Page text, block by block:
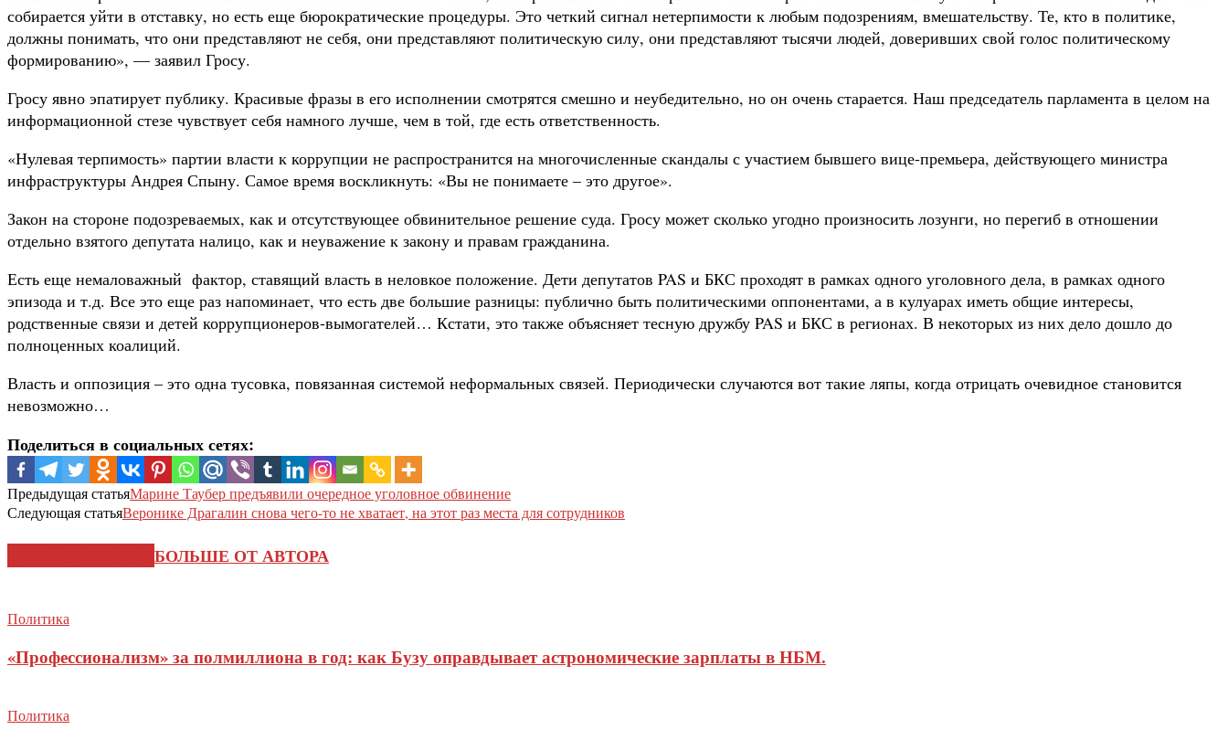
собирается уйти в отставку, но есть еще бюрократические процедуры. Это четкий сигнал нетерпимости к любым подозрениям, вмешательству. Те, кто в политике,
должны понимать, что они представляют не себя, они представляют политическую силу, они представляют тысячи людей, доверивших свой голос политическому
формированию», — заявил Гросу.
Гросу явно эпатирует публику. Красивые фразы в его исполнении смотрятся смешно и неубедительно, но он очень старается. Наш председатель парламента в целом на
информационной стезе чувствует себя намного лучше, чем в той, где есть ответственность.
«Нулевая терпимость» партии власти к коррупции не распространится на многочисленные скандалы с участием бывшего вице-премьера, действующего министра
инфраструктуры Андрея Спыну. Самое время воскликнуть: «Вы не понимаете – это другое».
Закон на стороне подозреваемых, как и отсутствующее обвинительное решение суда. Гросу может сколько угодно произносить лозунги, но перегиб в отношении
отдельно взятого депутата налицо, как и неуважение к закону и правам гражданина.
Есть еще немаловажный фактор, ставящий власть в неловкое положение. Дети депутатов PAS и БКС проходят в рамках одного уголовного дела, в рамках одного
эпизода и т.д. Все это еще раз напоминает, что есть две большие разницы: публично быть политическими оппонентами, а в кулуарах иметь общие интересы,
родственные связи и детей коррупционеров-вымогателей… Кстати, это также объясняет тесную дружбу PAS и БКС в регионах. В некоторых из них дело дошло до
полноценных коалиций.
Власть и оппозиция – это одна тусовка, повязанная системой неформальных связей. Периодически случаются вот такие ляпы, когда отрицать очевидное становится
невозможно…
Поделиться в социальных сетях:
Предыдущая статьяМарине Таубер предъявили очередное уголовное обвинение
Следующая статьяВеронике Драгалин снова чего-то не хватает, на этот раз места для сотрудников
БОЛЬШЕ ОТ АВТОРА
Политика
«Профессионализм» за полмиллиона в год: как Бузу оправдывает астрономические зарплаты в НБМ.
Политика